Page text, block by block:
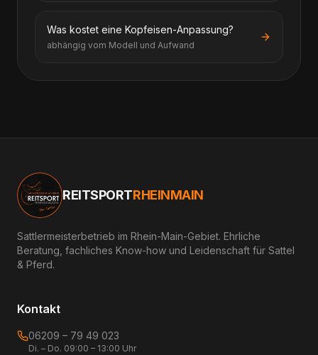
Was kostet eine Kopfeisen-Anpassung?
abhängig vom Modell und Aufwand
REITSPORTRHEINMAIN
Sattlermeisterbetrieb im Rhein-Main-Gebiet. Ehrliche
Beratung, fachliches Know-how und Leidenschaft für Sattel
& Pferd.
Kontakt
06209 – 79 49 023
Di. – Do. 09:00 – 13:00 Uhr